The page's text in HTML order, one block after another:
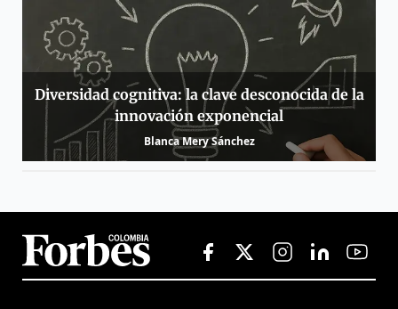
Diversidad cognitiva: la clave desconocida de la
innovación exponencial
Blanca Mery Sánchez